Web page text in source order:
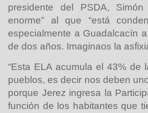
presidente del PSDA,
enorme” al que “está
especialmente a Guadalcacín
de dos años. Imaginaos la
“Esta ELA acumula el 43% de
pueblos, es decir nos deben
porque Jerez ingresa la
función de los habitantes que